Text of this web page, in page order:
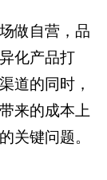
做自营，品
化产品打
道的同时，
来的成本上
关键问题。